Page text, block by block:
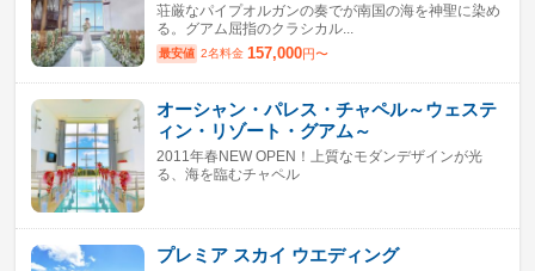
荘厳なパイプオルガンの奏でが南国の海を神聖に染め
る。グアム屈指のクラシカル...
最安値 2名料金 157,000円〜
オーシャン・パレス・チャペル～ウェステ
ィン・リゾート・グアム～
2011年春NEW OPEN！上質なモダンデザインが光
る、海を臨むチャペル
プレミア スカイ ウエディング